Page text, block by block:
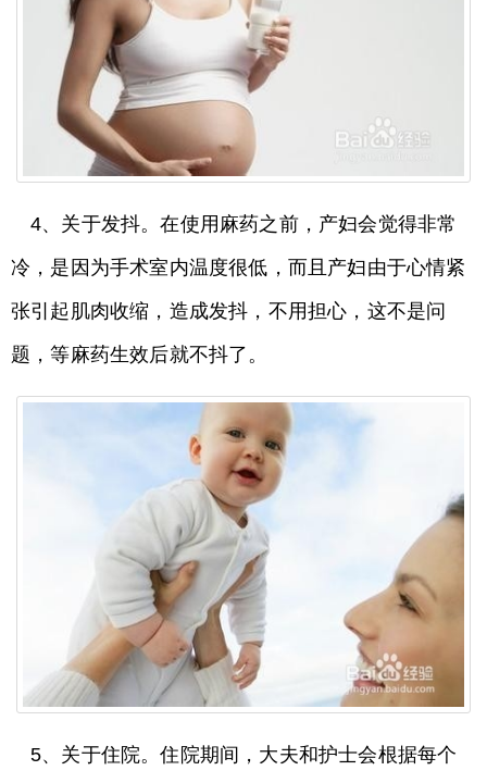
4、关于发抖。在使用麻药之前，产妇会觉得非常
冷，是因为手术室内温度很低，而且产妇由于心情紧
张引起肌肉收缩，造成发抖，不用担心，这不是问
题，等麻药生效后就不抖了。
5、关于住院。住院期间，大夫和护士会根据每个